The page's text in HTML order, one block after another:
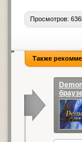
Просмотров:
Также